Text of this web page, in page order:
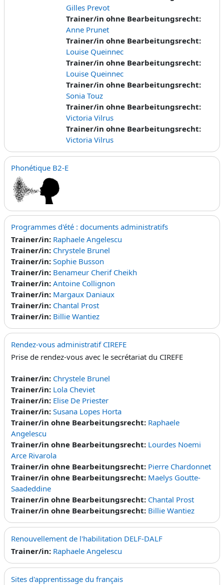
Gilles Prevot
Trainer/in ohne Bearbeitungsrecht:
Anne Prunet
Trainer/in ohne Bearbeitungsrecht:
Louise Queinnec
Trainer/in ohne Bearbeitungsrecht:
Louise Queinnec
Trainer/in ohne Bearbeitungsrecht:
Sonia Touz
Trainer/in ohne Bearbeitungsrecht:
Victoria Vilrus
Trainer/in ohne Bearbeitungsrecht:
Victoria Vilrus
Phonétique B2-E
Programmes d'été : documents administratifs
Trainer/in: Raphaele Angelescu
Trainer/in: Chrystele Brunel
Trainer/in: Sophie Busson
Trainer/in: Benameur Cherif Cheikh
Trainer/in: Antoine Collignon
Trainer/in: Margaux Daniaux
Trainer/in: Chantal Prost
Trainer/in: Billie Wantiez
Rendez-vous administratif CIREFE
Prise de rendez-vous avec le secrétariat du CIREFE
Trainer/in: Chrystele Brunel
Trainer/in: Lola Cheviet
Trainer/in: Elise De Priester
Trainer/in: Susana Lopes Horta
Trainer/in ohne Bearbeitungsrecht: Raphaele
Angelescu
Trainer/in ohne Bearbeitungsrecht: Lourdes Noemi
Arce Rivarola
Trainer/in ohne Bearbeitungsrecht: Pierre Chardonnet
Trainer/in ohne Bearbeitungsrecht: Maelys Goutte-
Saadeddine
Trainer/in ohne Bearbeitungsrecht: Chantal Prost
Trainer/in ohne Bearbeitungsrecht: Billie Wantiez
Renouvellement de l'habilitation DELF-DALF
Trainer/in: Raphaele Angelescu
Sites d'apprentissage du français